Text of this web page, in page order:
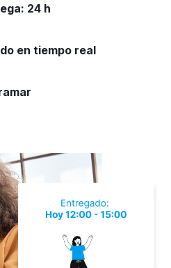
24 h
en tiempo real